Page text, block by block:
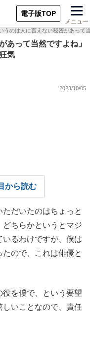
電子版TOP
メニュー
うのは人に言えない秘密があって
あって当然ですよね」
気
2023/10/05
から読む
だいたのはちょっと
ちらかというとマジ
いるわけですが、僕は
ので、これは俳優と
を僕で、という要望
いことなので、責任